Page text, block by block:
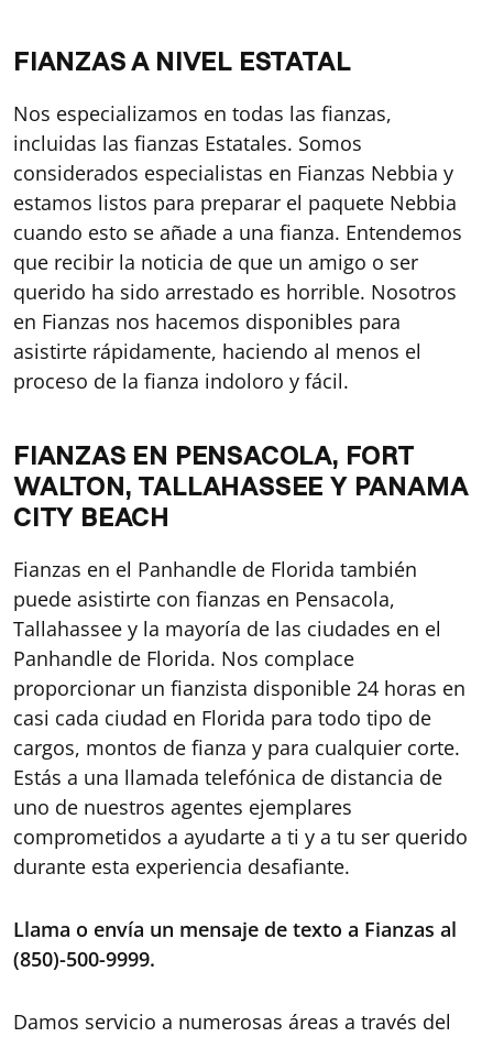
FIANZAS A NIVEL ESTATAL
Nos especializamos en todas las fianzas,
incluidas las fianzas Estatales. Somos
considerados especialistas en Fianzas Nebbia y
estamos listos para preparar el paquete Nebbia
cuando esto se añade a una fianza. Entendemos
que recibir la noticia de que un amigo o ser
querido ha sido arrestado es horrible. Nosotros
en Fianzas nos hacemos disponibles para
asistirte rápidamente, haciendo al menos el
proceso de la fianza indoloro y fácil.
FIANZAS EN PENSACOLA, FORT
WALTON, TALLAHASSEE Y PANAMA
CITY BEACH
Fianzas en el Panhandle de Florida también
puede asistirte con fianzas en Pensacola,
Tallahassee y la mayoría de las ciudades en el
Panhandle de Florida. Nos complace
proporcionar un fianzista disponible 24 horas en
casi cada ciudad en Florida para todo tipo de
cargos, montos de fianza y para cualquier corte.
Estás a una llamada telefónica de distancia de
uno de nuestros agentes ejemplares
comprometidos a ayudarte a ti y a tu ser querido
durante esta experiencia desafiante.
Llama o envía un mensaje de texto a Fianzas al
(850)-500-9999.
Damos servicio a numerosas áreas a través del